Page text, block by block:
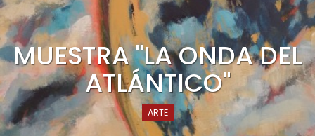
MUESTRA "LA ONDA DEL
ATLÁNTICO"
ARTE